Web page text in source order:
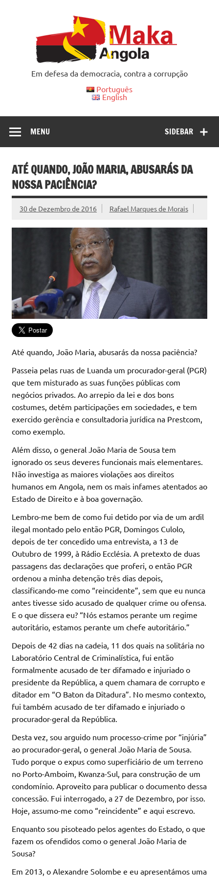
Em defesa da democracia, contra a corrupção
Português
English
SIDEBAR
MENU
ATÉ QUANDO, JOÃO MARIA, ABUSARÁS DA
NOSSA PACIÊNCIA?
30 de Dezembro de 2016 Rafael Marques de Morais
Até quando, João Maria, abusarás da nossa paciência?
Passeia pelas ruas de Luanda um procurador-geral (PGR)
que tem misturado as suas funções públicas com
negócios privados. Ao arrepio da lei e dos bons
costumes, detém participações em sociedades, e tem
exercido gerência e consultadoria jurídica na Prestcom,
como exemplo.
Além disso, o general João Maria de Sousa tem
ignorado os seus deveres funcionais mais elementares.
Não investiga as maiores violações aos direitos
humanos em Angola, nem os mais infames atentados ao
Estado de Direito e à boa governação.
Lembro-me bem de como fui detido por via de um ardil
ilegal montado pelo então PGR, Domingos Culolo,
depois de ter concedido uma entrevista, a 13 de
Outubro de 1999, à Rádio Ecclésia. A pretexto de duas
passagens das declarações que proferi, o então PGR
ordenou a minha detenção três dias depois,
classificando-me como “reincidente”, sem que eu nunca
antes tivesse sido acusado de qualquer crime ou ofensa.
E o que dissera eu? “Nós estamos perante um regime
autoritário, estamos perante um chefe autoritário.”
Depois de 42 dias na cadeia, 11 dos quais na solitária no
Laboratório Central de Criminalística, fui então
formalmente acusado de ter difamado e injuriado o
presidente da República, a quem chamara de corrupto e
ditador em “O Baton da Ditadura”. No mesmo contexto,
fui também acusado de ter difamado e injuriado o
procurador-geral da República.
Desta vez, sou arguido num processo-crime por “injúria”
ao procurador-geral, o general João Maria de Sousa.
Tudo porque o expus como superficiário de um terreno
no Porto-Amboim, Kwanza-Sul, para construção de um
condomínio. Aproveito para publicar o documento dessa
concessão. Fui interrogado, a 27 de Dezembro, por isso.
Hoje, assumo-me como “reincidente” e aqui escrevo.
Enquanto sou pisoteado pelos agentes do Estado, o que
fazem os ofendidos como o general João Maria de
Sousa?
Em 2013, o Alexandre Solombe e eu apresentámos uma